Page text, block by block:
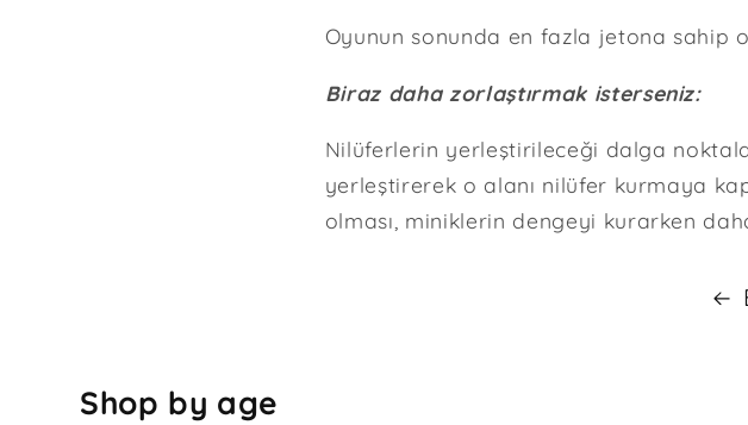
Oyunun sonunda en fazla jetona sahip
Biraz daha zorlaştırmak isterseniz:
Nilüferlerin yerleştirileceği dalga
yerleştirerek o alanı nilüfer kurmaya
olması, miniklerin dengeyi kurarken
Shop by age